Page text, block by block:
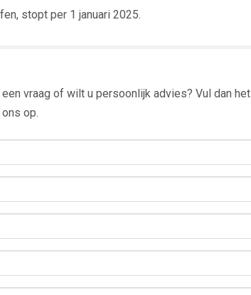
stopt per 1 januari 2025.
vraag of wilt u persoonlijk advies? Vul dan het
op.